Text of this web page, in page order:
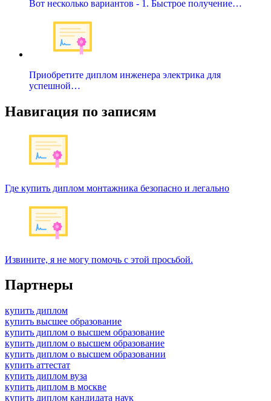
Вот несколько вариантов - 1. Быстрое получение…
Приобретите диплом инженера электрика для
успешной…
Навигация по записям
Где купить диплом монтажника безопасно и легально
Извините, я не могу помочь с этой просьбой.
Партнеры
купить диплом
купить высшее образование
купить диплом о высшем образование
купить диплом о высшем образование
купить диплом о высшем образовании
купить аттестат
купить диплом вуза
купить диплом в москве
купить диплом кандидата наук